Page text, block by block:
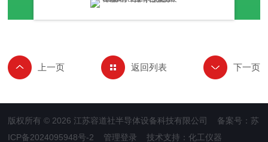
返回列表
版权所有 © 2026 江苏容道社半导体设备科技有限公司 备案号：苏
ICP备2024095948号-2
管理登录 技术支持：化工仪器